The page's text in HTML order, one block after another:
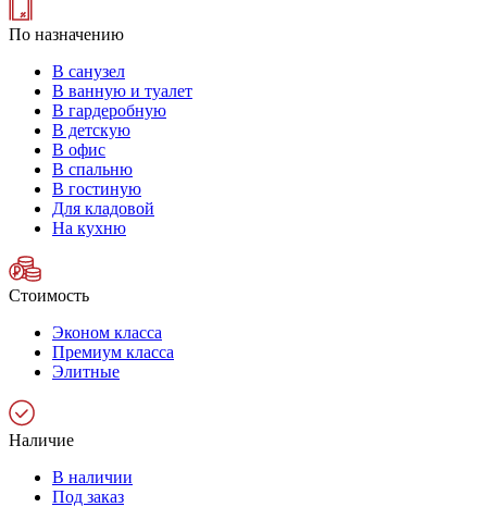
По назначению
В санузел
В ванную и туалет
В гардеробную
В детскую
В офис
В спальню
В гостиную
Для кладовой
На кухню
Стоимость
Эконом класса
Премиум класса
Элитные
Наличие
В наличии
Под заказ